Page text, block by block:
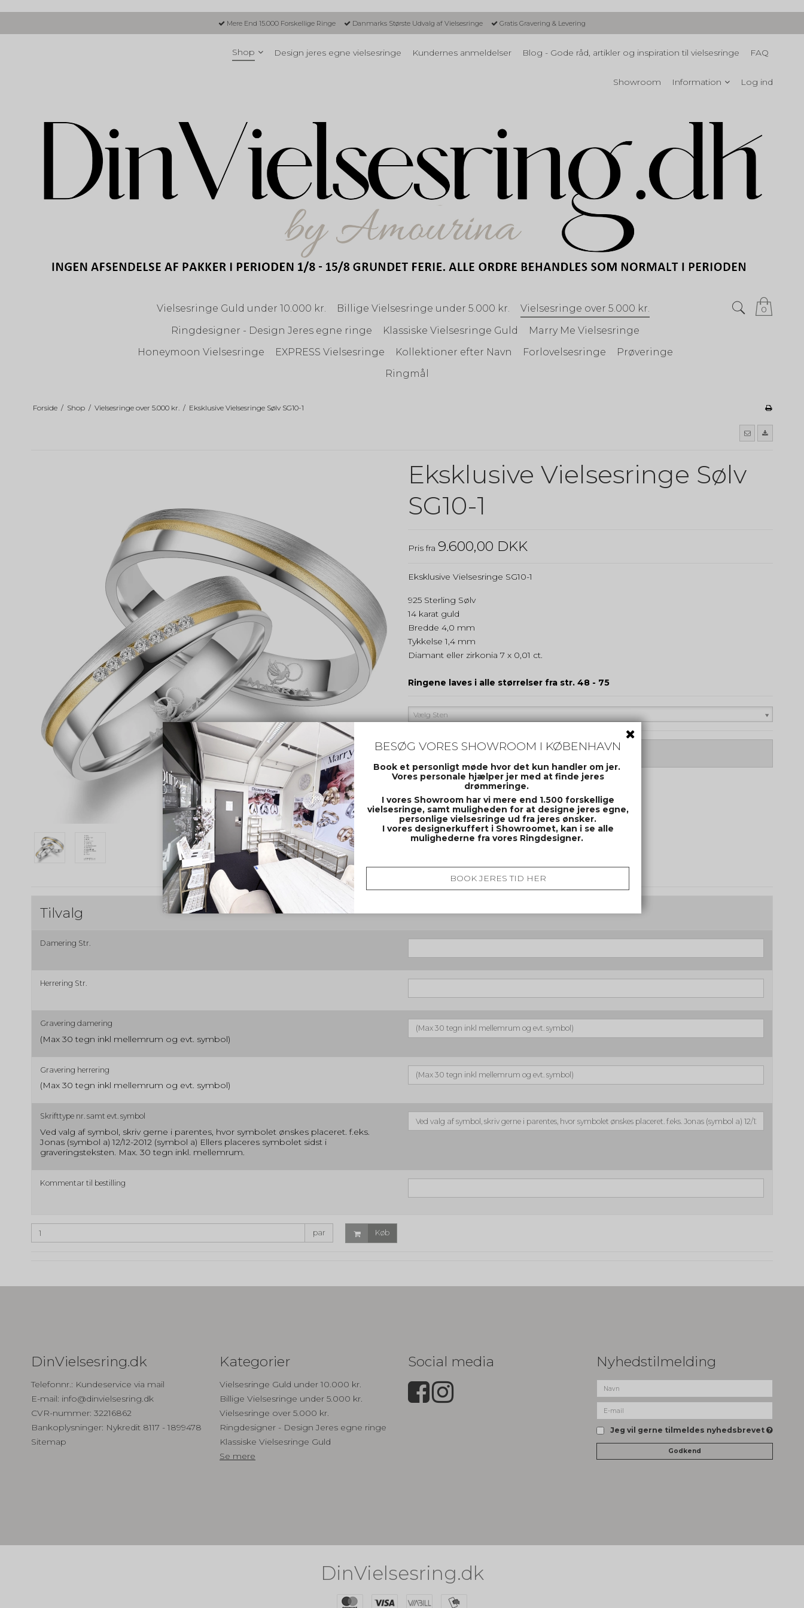
Mere End 15.000 Forskellige Ringe Danmarks Største Udvalg af Vielsesringe Gratis Gravering & Levering
Shop Design jeres egne vielsesringe Kundernes anmeldelser Blog - Gode råd, artikler og inspiration til vielsesringe FAQ
Showroom Information Log ind
0
Vielsesringe Guld under 10.000 kr. Billige Vielsesringe under 5.000 kr.
Vielsesringe over 5.000 kr.
Ringdesigner - Design Jeres egne ringe
Klassiske Vielsesringe Guld
Marry Me Vielsesringe
Honeymoon Vielsesringe
EXPRESS Vielsesringe Kollektioner efter Navn Forlovelsesringe
Prøveringe
Ringmål
Forside / Shop / Vielsesringe over 5.000 kr. / Eksklusive Vielsesringe Sølv SG10-1
Eksklusive Vielsesringe Sølv
SG10-1
Pris fra 9.600,00 DKK
Eksklusive Vielsesringe SG10-1
925 Sterling Sølv
14 karat guld
Bredde 4,0 mm
Tykkelse 1,4 mm
Diamant eller zirkonia 7 x 0,01 ct.
Ringene laves i alle størrelser fra str. 48 - 75
Vælg Sten
Vælg Variant
Tilvalg
Damering Str.
Herrering Str.
Gravering damering
(Max 30 tegn inkl mellemrum og evt. symbol)
Gravering herrering
(Max 30 tegn inkl mellemrum og evt. symbol)
Skrifttype nr. samt evt. symbol
Ved valg af symbol, skriv gerne i parentes, hvor symbolet ønskes placeret. f.eks.
Jonas (symbol a) 12/12-2012 (symbol a) Ellers placeres symbolet sidst i
graveringsteksten. Max. 30 tegn inkl. mellemrum.
Kommentar til bestilling
par Køb
DinVielsesring.dk
Telefonnr.: Kundeservice via mail
E-mail: info@dinvielsesring.dk
CVR-nummer: 32216862
Bankoplysninger: Nykredit 8117 - 1899478
Sitemap
Kategorier
Vielsesringe Guld under 10.000 kr.
Billige Vielsesringe under 5.000 kr.
Vielsesringe over 5.000 kr.
Ringdesigner - Design Jeres egne ringe
Klassiske Vielsesringe Guld
Se mere
Social media Nyhedstilmelding
Jeg vil gerne tilmeldes nyhedsbrevet
Godkend
DinVielsesring.dk
BESØG VORES SHOWROOM I KØBENHAVN
Book et personligt møde hvor det kun handler om jer.
Vores personale hjælper jer med at finde jeres
drømmeringe.
I vores Showroom har vi mere end 1.500 forskellige
vielsesringe, samt muligheden for at designe jeres egne,
personlige vielsesringe ud fra jeres ønsker.
I vores designerkuffert i Showroomet, kan i se alle
mulighederne fra vores Ringdesigner.
BOOK JERES TID HER